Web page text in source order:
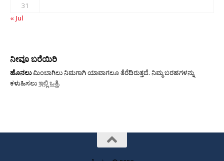
31
« Jul
ನೀವೂ ಬರೆಯಿರಿ
ಹೊನಲುಮಿಂಬಾಗಿಲು ನಿಮಗಾಗಿ ಯಾವಾಗಲೂ ತೆರೆದಿರುತ್ತದೆ. ನಿಮ್ಮ ಬರಹಗಳನ್ನು
ಕಳುಹಿಸಲುಇಲ್ಲಿ ಒತ್ತಿ.